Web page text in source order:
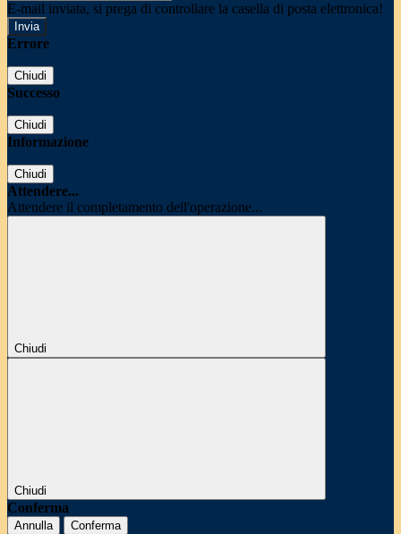
E-mail inviata, si prega di controllare la casella di posta elettronica!
Errore
Chiudi
Successo
Chiudi
Informazione
Chiudi
Attendere...
Attendere il completamento dell'operazione...
Chiudi
Chiudi
Conferma
Annulla Conferma